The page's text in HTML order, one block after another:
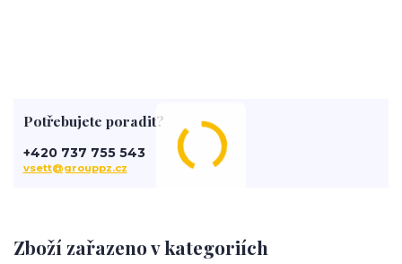
Zboží zařazeno v kategoriích
Potřebujete poradit?
+420 737 755 543
vsett@grouppz.cz